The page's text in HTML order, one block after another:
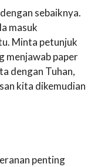
sebaiknya.
masuk
Minta petunjuk
menjawab paper
dengan Tuhan,
kita dikemudian
penting